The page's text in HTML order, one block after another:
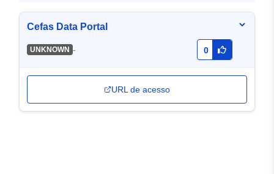
Cefas Data Portal
UNKNOWN - 0
URL de acesso